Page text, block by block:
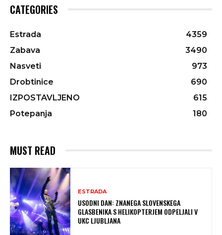
CATEGORIES
Estrada
4359
Zabava
3490
Nasveti
973
Drobtinice
690
IZPOSTAVLJENO
615
Potepanja
180
MUST READ
ESTRADA
USODNI DAN: ZNANEGA SLOVENSKEGA
GLASBENIKA S HELIKOPTERJEM ODPELJALI V
UKC LJUBLJANA